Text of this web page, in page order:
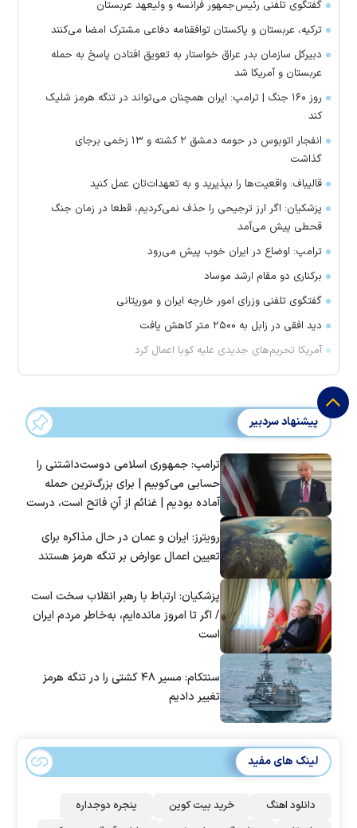
گفتگوی تلفنی رئیس‌جمهور فرانسه و ولیعهد عربستان
ترکیه، عربستان و پاکستان توافقنامه دفاعی مشترک امضا می‌کنند
دبیرکل سازمان بدر عراق خواستار به تعویق افتادن پاسخ به حمله
عربستان و آمریکا شد
روز ۱۶۰ جنگ | ترامپ: ایران همچنان می‌تواند در تنگه هرمز شلیک
کند
انفجار اتوبوس در حومه دمشق ۲ کشته و ۱۳ زخمی برجای
گذاشت
قالیباف: واقعیت‌ها را بپذیرید و به تعهدات‌تان عمل کنید
پزشکیان: اگر ارز ترجیحی را حذف نمی‌کردیم، قطعا در زمان جنگ
قحطی پیش می‌آمد
ترامپ: اوضاع در ایران خوب پیش می‌رود
برکناری دو مقام ارشد موساد
گفتگوی تلفنی وزرای امور خارجه ایران و موریتانی
دید افقی در زابل به ۲۵۰۰ متر کاهش یافت
آمریکا تحریم‌های جدیدی علیه کوبا اعمال کرد
پیشنهاد سردبیر
ترامپ: جمهوری اسلامی دوست‌داشتنی را
حسابی می‌کوبیم | برای بزرگ‌ترین حمله
آماده بودیم | غنائم از آنِ فاتح است، درست
رویترز: ایران و عمان در حال مذاکره برای
تعیین اعمال عوارض بر تنگه هرمز هستند
پزشکیان: ارتباط با رهبر انقلاب سخت است
/ اگر تا امروز مانده‌ایم، به‌خاطر مردم ایران
است
سنتکام: مسیر ۴۸ کشتی را در تنگه هرمز
تغییر دادیم
لینک های مفید
دانلود اهنگ خرید بیت کوین
پنجره دوجداره